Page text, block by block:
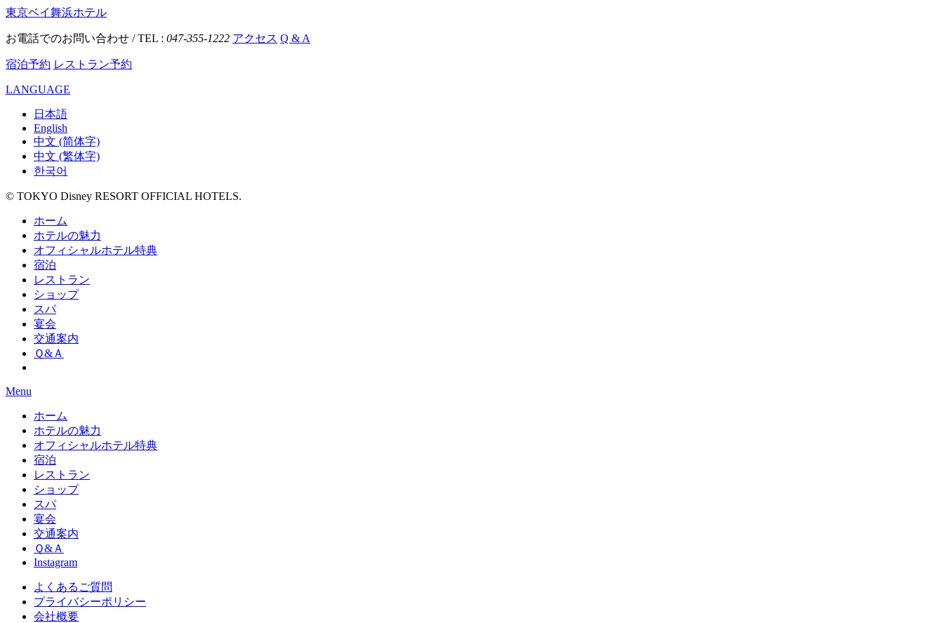
東京ベイ舞浜ホテル
お電話でのお問い合わせ / TEL : 047-355-1222 アクセス Q & A
宿泊予約 レストラン予約
LANGUAGE
日本語
English
中文 (简体字)
中文 (繁体字)
한국어
© TOKYO Disney RESORT OFFICIAL HOTELS.
ホーム
ホテルの魅力
オフィシャルホテル特典
宿泊
レストラン
ショップ
スパ
宴会
交通案内
Ｑ&Ａ
Menu
ホーム
ホテルの魅力
オフィシャルホテル特典
宿泊
レストラン
ショップ
スパ
宴会
交通案内
Ｑ&Ａ
Instagram
よくあるご質問
プライバシーポリシー
会社概要